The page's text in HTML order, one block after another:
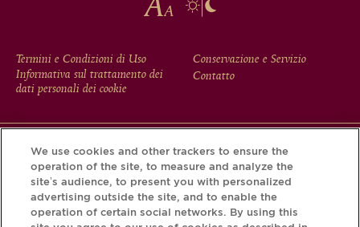
FOOTER
MENU
Termini e Condizioni di Uso
Informativa sul trattamento dei
dati personali dei cookie
Conservazione e Servizio
Contatto
Scarichi l'app Krug e scopra la storia che si nasconde dietro
la sua bottiglia tramite il Krug iD.
We use cookies and other trackers to ensure the
operation of the site, to measure and analyze the
site’s audience, to present you with personalized
advertising outside the site, and to enable the
operation of certain social networks. By using this